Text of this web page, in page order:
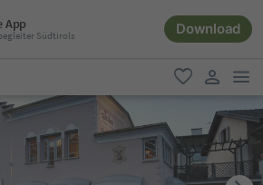
App
Südtirols Download
favorit
user link